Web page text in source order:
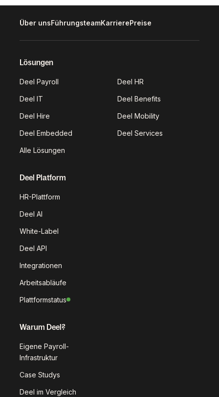
Über unsFührungsteamKarrierePreise
Lösungen
Deel Payroll Deel HR
Deel IT Deel Benefits
Deel Hire Deel Mobility
Deel Embedded Deel Services
Alle Lösungen
Deel Platform
HR-Plattform
Deel AI
White-Label
Deel API
Integrationen
Arbeitsabläufe
Plattformstatus
Warum Deel?
Eigene Payroll-
Infrastruktur
Case Studys
Deel im Vergleich